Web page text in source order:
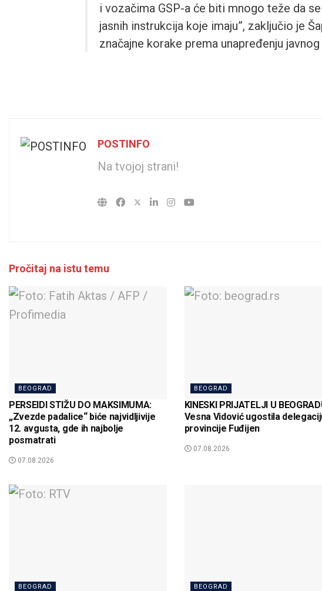
i vozačima GSP-a će biti mnogo teže da
jasnih instrukcija koje imaju”, zaključio je
značajne korake prema unapređenju
POSTINFO
Na tvojoj strani!
Pročitaj na istu temu
BEOGRAD
PERSEIDI STIŽU DO MAKSIMUMA:
„Zvezde padalice“ biće najvidljivije
12. avgusta, gde ih najbolje
posmatrati
07.08.2026
BEOGRAD
KINESKI PRIJATELJI U
Vesna Vidović ugostila
provincije Fuđijen
07.08.2026
BEOGRAD BEOGRAD